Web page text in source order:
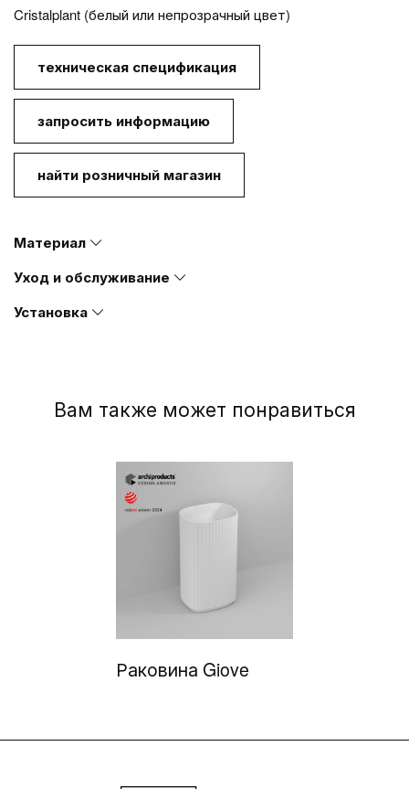
Cristalplant (белый или непрозрачный цвет)
техническая спецификация
запросить информацию
найти розничный магазин
Материал
Уход и обслуживание
Установка
Вам также может понравиться
Раковина Giove